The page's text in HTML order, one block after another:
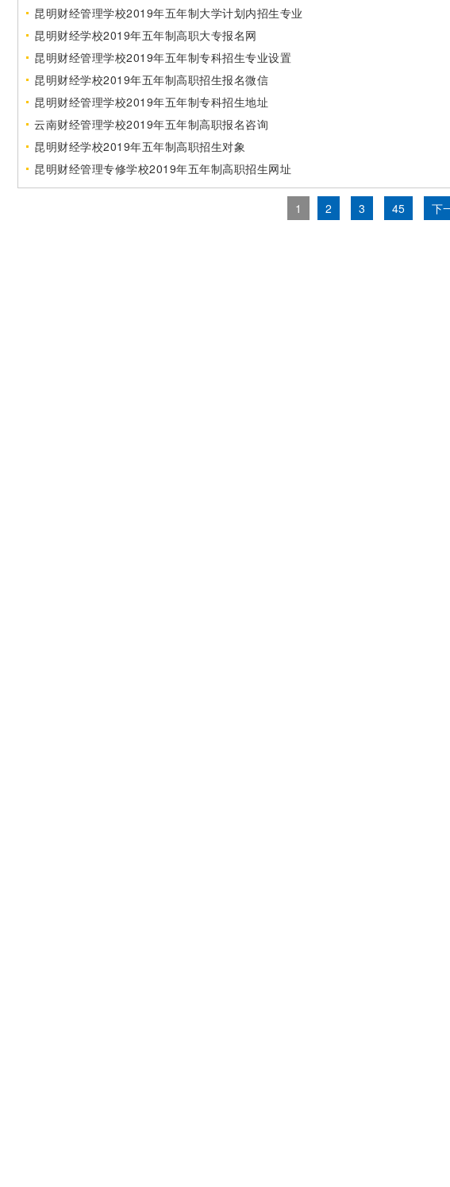
昆明财经管理学校2019年五年制大学计划内招生专业
昆明财经学校2019年五年制高职大专报名网
昆明财经管理学校2019年五年制专科招生专业设置
昆明财经学校2019年五年制高职招生报名微信
昆明财经管理学校2019年五年制专科招生地址
云南财经管理学校2019年五年制高职报名咨询
昆明财经学校2019年五年制高职招生对象
昆明财经管理专修学校2019年五年制高职招生网址
1 2 3 45 下